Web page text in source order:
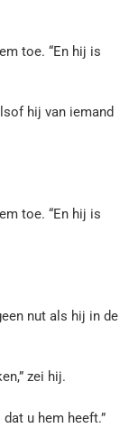
toe. “En hij is
hij van iemand
toe. “En hij is
nut als hij in de
zei hij.
u hem heeft.”